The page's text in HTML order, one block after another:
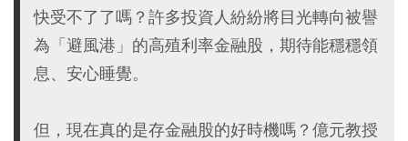
快受不了了嗎？許多投資人紛紛將目光轉向被譽
為「避風港」的高殖利率金融股，期待能穩穩領
息、安心睡覺。
但，現在真的是存金融股的好時機嗎？億元教授